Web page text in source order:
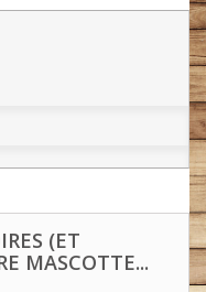
(ET
MASCOTTE...